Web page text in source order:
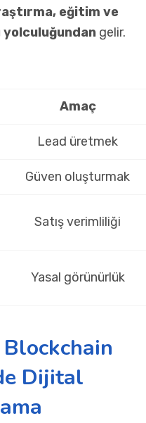
eğitim ve
yolculuğundan gelir.
Amaç
Lead üretmek
Güven oluşturmak
Satış verimliliği
Yasal görünürlük
Dijital